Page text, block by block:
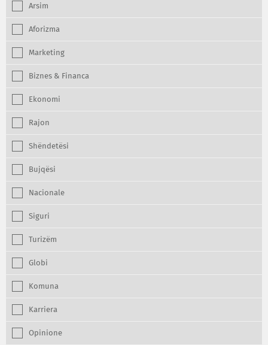
Arsim
Aforizma
Marketing
Biznes & Financa
Ekonomi
Rajon
Shëndetësi
Bujqësi
Nacionale
Siguri
Turizëm
Globi
Komuna
Karriera
Opinione